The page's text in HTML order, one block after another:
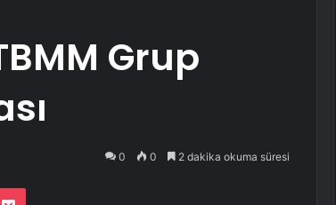
Grup
0 0 2 dakika okuma süresi
Pocket